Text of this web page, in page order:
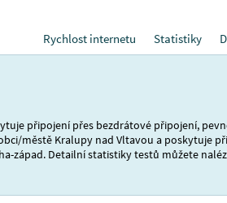
Rychlost internetu
Statistiky
připojení přes bezdrátové připojení,
městě Kralupy nad Vltavou a poskytuje
západ. Detailní statistiky testů můžete